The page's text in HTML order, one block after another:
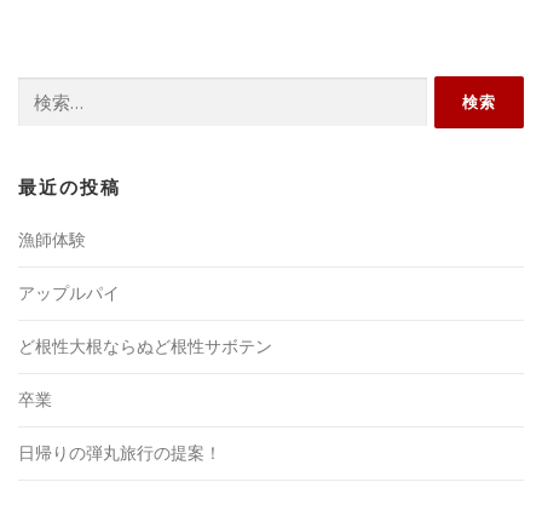
索:
最近の投稿
漁師体験
アップルパイ
ど根性大根ならぬど根性サボテン
卒業
日帰りの弾丸旅行の提案！